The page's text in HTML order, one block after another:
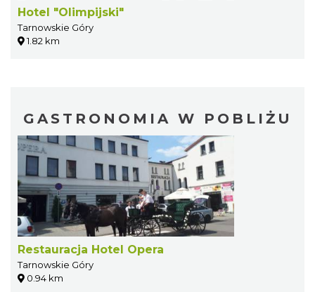
Hotel "Olimpijski"
Tarnowskie Góry
1.82 km
GASTRONOMIA W POBLIŻU
Restauracja Hotel Opera
Tarnowskie Góry
0.94 km